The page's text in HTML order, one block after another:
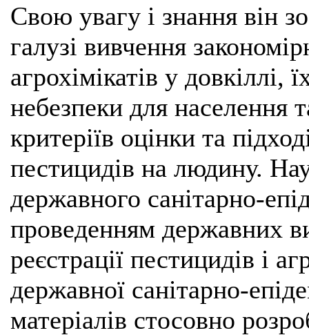
Свою увагу і знання він
галузі вивчення
агрохімікатів у довкіллі,
небезпеки для населення
критеріїв оцінки та
пестицидів на людину.
державного санітарно-
проведенням державних
реєстрації пестицидів і
державної санітарно-
матеріалів стосовно